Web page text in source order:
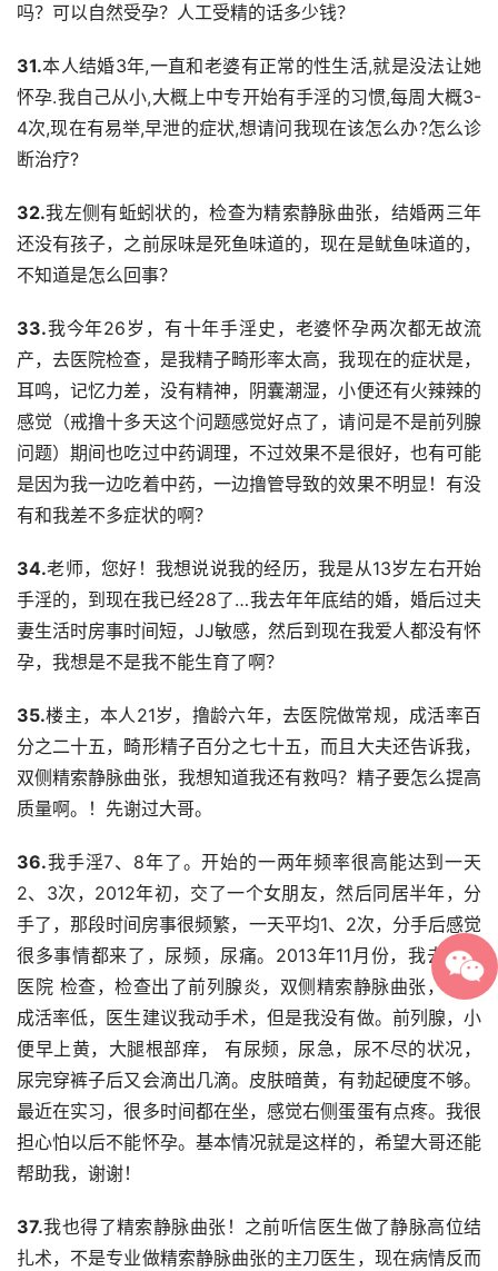
吗？可以自然受孕？人工受精的话多少钱？
31.本人结婚3年,一直和老婆有正常的性生活,就是没法让她
怀孕.我自己从小,大概上中专开始有手淫的习惯,每周大概3-
4次,现在有易举,早泄的症状,想请问我现在该怎么办?怎么诊
断治疗?
32.我左侧有蚯蚓状的，检查为精索静脉曲张，结婚两三年
还没有孩子，之前尿味是死鱼味道的，现在是鱿鱼味道的，
不知道是怎么回事？
33.我今年26岁，有十年手淫史，老婆怀孕两次都无故流
产，去医院检查，是我精子畸形率太高，我现在的症状是，
耳鸣，记忆力差，没有精神，阴囊潮湿，小便还有火辣辣的
感觉（戒撸十多天这个问题感觉好点了，请问是不是前列腺
问题）期间也吃过中药调理，不过效果不是很好，也有可能
是因为我一边吃着中药，一边撸管导致的效果不明显！有没
有和我差不多症状的啊？
34.老师，您好！我想说说我的经历，我是从13岁左右开始
手淫的，到现在我已经28了…我去年年底结的婚，婚后过夫
妻生活时房事时间短，JJ敏感，然后到现在我爱人都没有怀
孕，我想是不是我不能生育了啊？
35.楼主，本人21岁，撸龄六年，去医院做常规，成活率百
分之二十五，畸形精子百分之七十五，而且大夫还告诉我，
双侧精索静脉曲张，我想知道我还有救吗？精子要怎么提高
质量啊。！先谢过大哥。
36.我手淫7、8年了。开始的一两年频率很高能达到一天
2、3次，2012年初，交了一个女朋友，然后同居半年，分
手了，那段时间房事很频繁，一天平均1、2次，分手后感觉
很多事情都来了，尿频，尿痛。2013年11月份，我去男科
医院 检查，检查出了前列腺炎，双侧精索静脉曲张，精子
成活率低，医生建议我动手术，但是我没有做。前列腺，小
便早上黄，大腿根部痒， 有尿频，尿急，尿不尽的状况，
尿完穿裤子后又会滴出几滴。皮肤暗黄，有勃起硬度不够。
最近在实习，很多时间都在坐，感觉右侧蛋蛋有点疼。我很
担心怕以后不能怀孕。基本情况就是这样的，希望大哥还能
帮助我，谢谢！
37.我也得了精索静脉曲张！之前听信医生做了静脉高位结
扎术，不是专业做精索静脉曲张的主刀医生，现在病情反而